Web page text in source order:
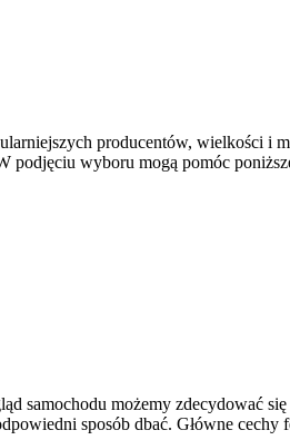
producentów, wielkości i
podjęciu wyboru mogą pomóc
samochodu możemy zdecydować
sposób dbać. Główne